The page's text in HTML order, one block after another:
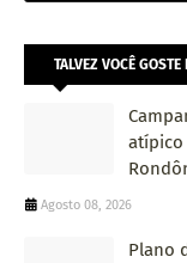
TALVEZ VOCÊ
atípico
Agosto 08, 2026
Plano